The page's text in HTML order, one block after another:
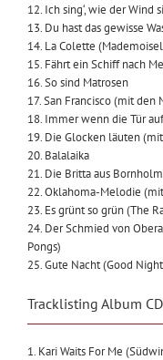
12. Ich sing‘, wie der Wind
13. Du hast das gewisse
14. La Colette
15. Fährt ein Schiff nach
16. So sind Matrosen
17. San Francisco (mit den
18. Immer wenn die Tür
19. Die Glocken läuten
20. Balalaika
21. Die Britta aus
22. Oklahoma-Melodie
23. Es grünt so grün (The
24. Der Schmied von
Pongs)
25. Gute Nacht (Good
Tracklisting Album
1. Kari Waits For Me